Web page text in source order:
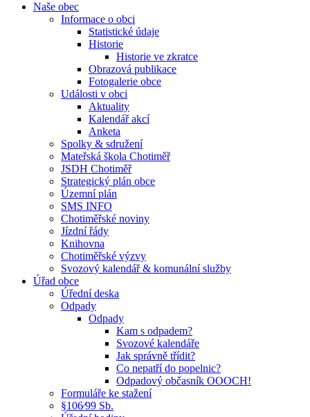
Naše obec
Informace o obci
Statistické údaje
Historie
Historie ve zkratce
Obrazová publikace
Fotogalerie obce
Události v obci
Aktuality
Kalendář akcí
Anketa
Spolky & sdružení
Mateřská škola Chotiměř
JSDH Chotiměř
Strategický plán obce
Územní plán
SMS INFO
Chotiměřské noviny
Jízdní řády
Knihovna
Chotiměřské výzvy
Svozový kalendář & komunální služby
Úřad obce
Úřední deska
Odpady
Odpady
Kam s odpadem?
Svozové kalendáře
Jak správně třídit?
Co nepatří do popelnic?
Odpadový občasník OOOCH!
Formuláře ke stažení
§106⁄99 Sb.